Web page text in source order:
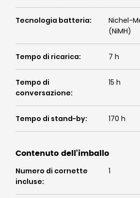
Tecnologia batteria:
Nichel-
(NiMH)
Tempo di ricarica: 7 h
Tempo di
conversazione:
15 h
Tempo di stand-by: 170 h
Contenuto dell'imballo
Numero di cornette
incluse:
1